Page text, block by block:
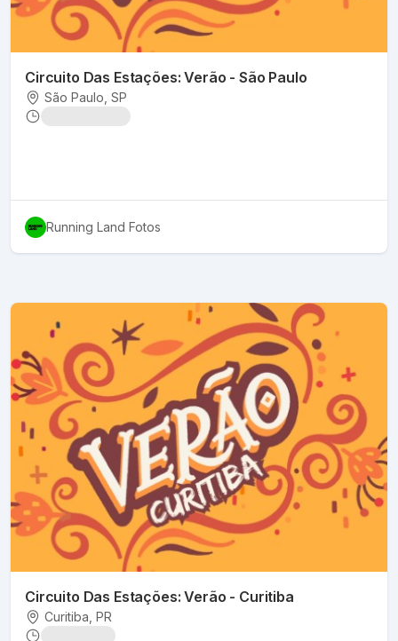
Circuito Das Estações: Verão - São Paulo
São Paulo , SP
Running Land Fotos
Circuito Das Estações: Verão - Curitiba
Curitiba , PR